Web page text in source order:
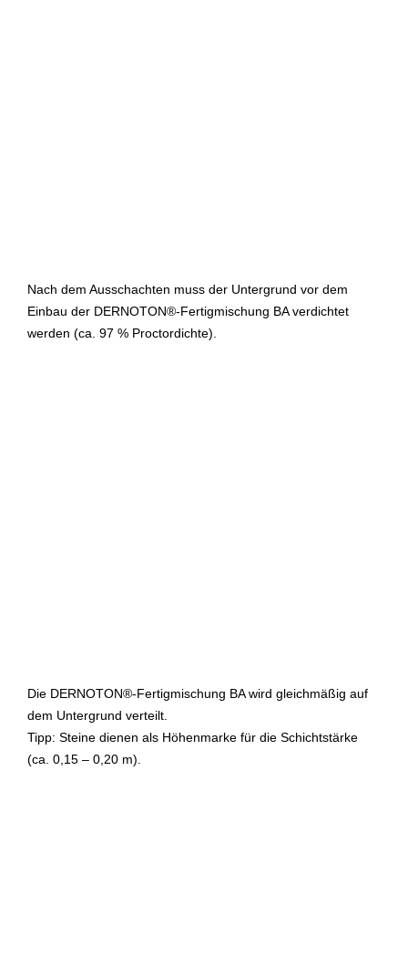
Nach dem Ausschachten muss der Untergrund vor dem
Einbau der DERNOTON®-Fertigmischung BA verdichtet
werden (ca. 97 % Proctordichte).
Die DERNOTON®-Fertigmischung BA wird gleichmäßig auf
dem Untergrund verteilt.
Tipp: Steine dienen als Höhenmarke für die Schichtstärke
(ca. 0,15 – 0,20 m).